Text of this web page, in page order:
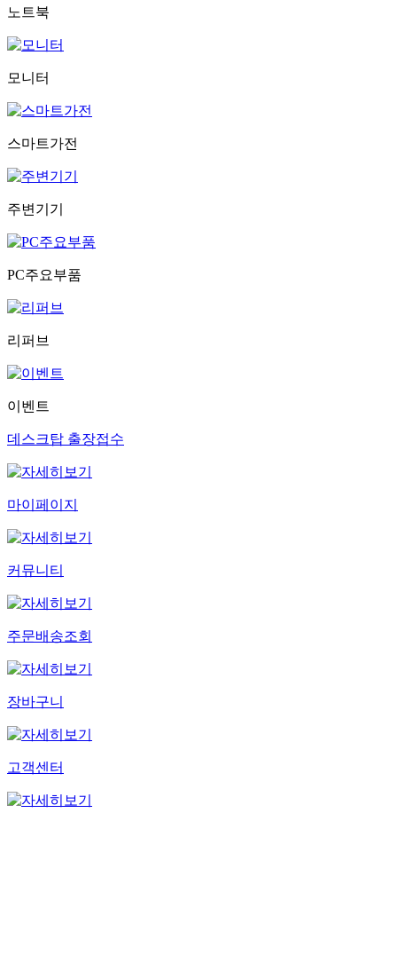
노트북
모니터
스마트가전
주변기기
PC주요부품
리퍼브
이벤트
데스크탑 출장접수
마이페이지
커뮤니티
주문배송조회
장바구니
고객센터